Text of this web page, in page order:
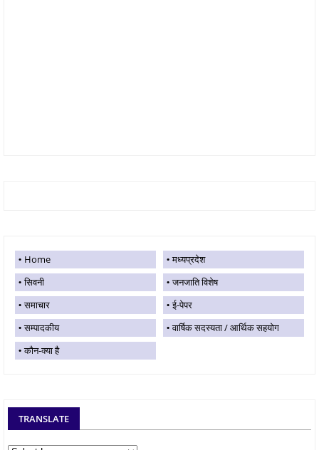
Home
मध्यप्रदेश
सिवनी
जनजाति विशेष
समाचार
ई-पेपर
सम्पादकीय
वार्षिक सदस्यता / आर्थिक सहयोग
कौन-क्या है
TRANSLATE